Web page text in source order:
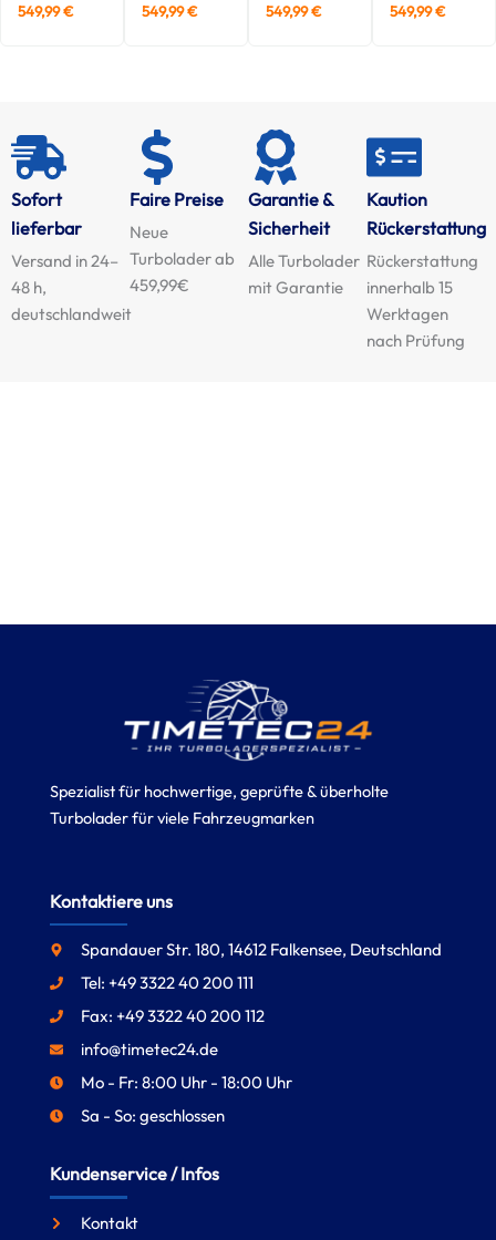
549,99€ 549,99€ 549,99€ 549,99€
Sofort
lieferbar
Versand in 24–
48 h,
deutschlandweit
Faire Preise
Neue
Turbolader ab
459,99€
Garantie &
Sicherheit
Alle Turbolader
mit Garantie
Kaution
Rückerstattung
Rückerstattung
innerhalb 15
Werktagen
nach Prüfung
Spezialist für hochwertige, geprüfte & überholte
Turbolader für viele Fahrzeugmarken
Kontaktiere uns
Spandauer Str. 180, 14612 Falkensee, Deutschland
Tel: +49 3322 40 200 111
Fax: +49 3322 40 200 112
info@timetec24.de
Mo - Fr: 8:00 Uhr - 18:00 Uhr
Sa - So: geschlossen
Kundenservice / Infos
Kontakt